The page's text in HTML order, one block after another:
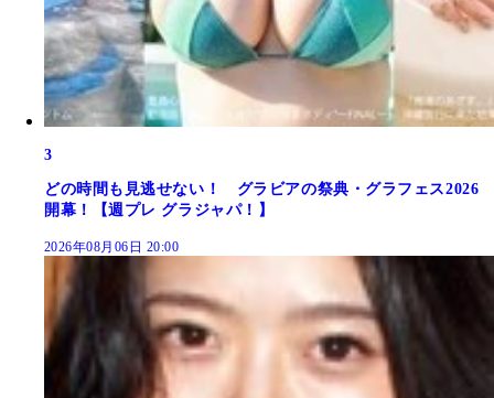
3
どの時間も見逃せない！ グラビアの祭典・グラフェス2026
開幕！【週プレ グラジャパ！】
2026年08月06日 20:00